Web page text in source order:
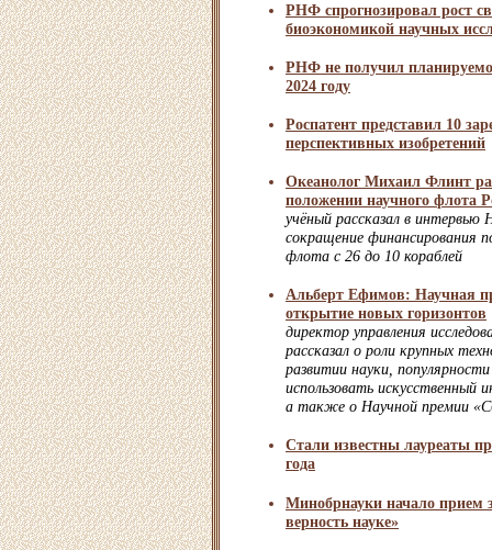
РНФ спрогнозировал рост
биоэкономикой научных
РНФ не получил
2024 году
Роспатент представил 10
перспективных изобретений
Океанолог Михаил Флинт
положении научного флота
учёный рассказал в интервью
сокращение финансирования
флота с 26 до 10 кораблей
Альберт Ефимов: Научная
открытие новых горизонтов
директор управления
рассказал о роли крупных
развитии науки,
использовать искусственный
а также о Научной премии
Стали известны лауреаты
года
Минобрнауки начало прием
верность науке»